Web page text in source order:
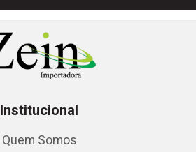
Institucional
Quem Somos